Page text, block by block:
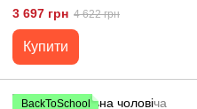
3 697 грн 4 622 грн
Купити
BackToSchool